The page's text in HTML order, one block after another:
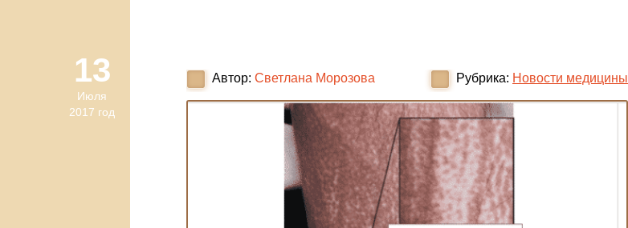
Автор: Светлана Морозова Рубрика: Новости медицины
13
Июля
2017 год